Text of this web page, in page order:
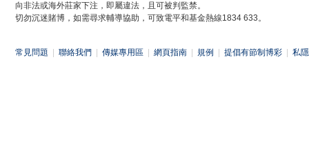
向非法或海外莊家下注，即屬違法，且可被判監禁。
切勿沉迷賭博，如需尋求輔導協助，可致電平和基金熱線1834 633。
常見問題 聯絡我們 傳媒專用區 網頁指南 規例 提倡有節制博彩 私